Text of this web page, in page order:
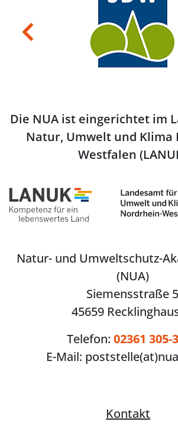
Die NUA ist eingerichtet im
Natur, Umwelt und Klima
Westfalen
Natur- und Umweltschutz-
(NUA)
Siemensstraße 5
45659
Telefon: 02361 305-
E-Mail:
Kontakt
Previous